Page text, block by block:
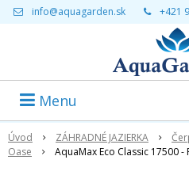
info@aquagarden.sk +421
Menu
Úvod ZÁHRADNÉ JAZIERKA
Oase
AquaMax Eco Classic 17500